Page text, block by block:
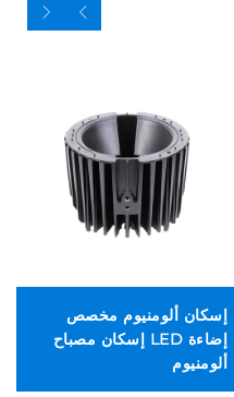
إسكان ألومنيوم مخصص
إضاءة LED إسكان مصباح
ألومنيوم